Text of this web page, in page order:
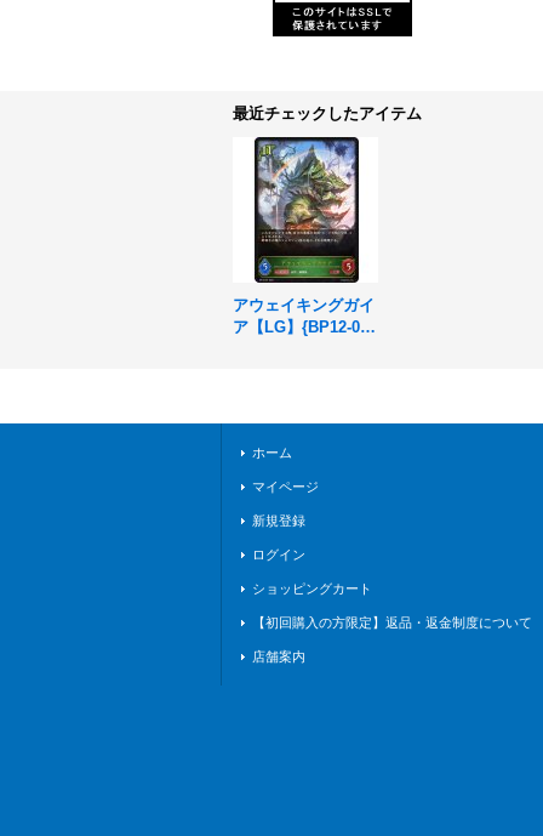
最近チェックしたアイテム
アウェイキングガイ
ア【LG】{BP12-00
ホーム
マイページ
新規登録
ログイン
ショッピングカート
【初回購入の方限定】返品・返金制度について
店舗案内